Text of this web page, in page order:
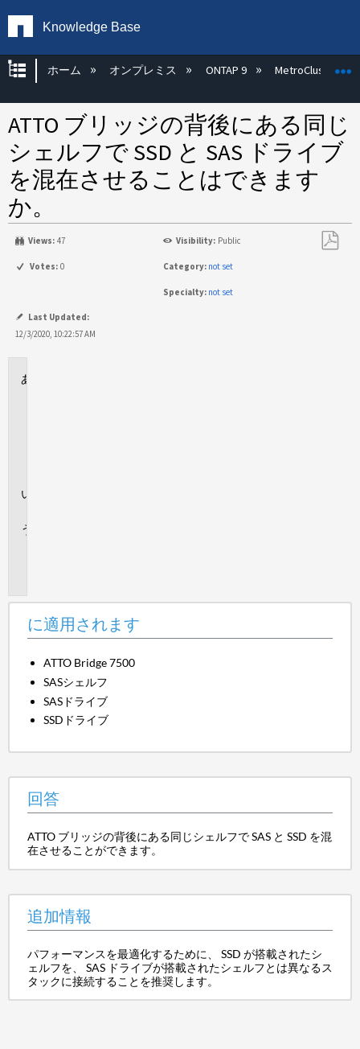
Knowledge Base
グローバル階層を展開/折りたたむ
ホーム オンプレミス ONTAP 9 MetroCluster
ATTO ブリッジの背後にある同じ
シェルフで SSD と SAS ドライブ
を混在させることはできます
か。
Views: 47 Visibility: Public
Votes: 0 Category: not set
Specialty: not set
Last Updated:
12/3/2020, 10:22:57 AM
に適用されます
ATTO Bridge 7500
SASシェルフ
SASドライブ
SSDドライブ
回答
ATTO ブリッジの背後にある同じシェルフで SAS と SSD を混
在させることができます。
追加情報
パフォーマンスを最適化するために、 SSD が搭載されたシ
ェルフを、 SAS ドライブが搭載されたシェルフとは異なるス
タックに接続することを推奨します。